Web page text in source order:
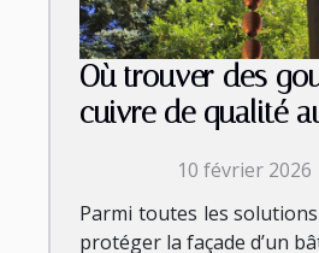
Où trouver des
cuivre de qualité
10 février 2026
Parmi toutes les
protéger la façade d’un